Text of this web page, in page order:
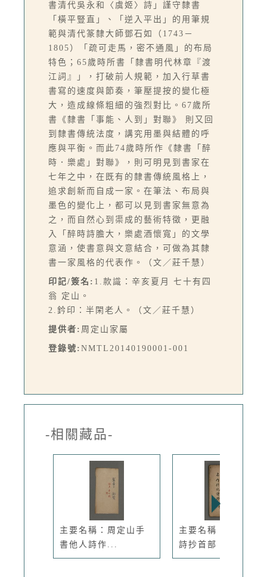
書清代吳永和〈虞姬〉詩」謹守隸書
「橫平豎直」、「逆入平出」的用筆規
範與清代篆隸大師鄧石如（1743－
1805）「疏可走馬，密不通風」的布局
特色；65歲時所書「隸書明代林章『渡
江詞』」，打破前人規範，加入行草書
書寫的速度與節奏，筆壓提按的變化極
大，造成線條粗細的強烈對比。67歲所
書《隸書「事能、人到」對聯》 則又回
到隸書傳統法度，講究用墨與結體的呼
應與平衡。而此74歲時所作《隸書「醉
時．樂處」對聯》，則可明見到書家在
七年之中，在既有的隸書傳統風格上，
追求創新而自成一家。在筆法、布局與
墨色的變化上，都可以見到書家無意為
之，而自然心到渠成的藝術特徵，更融
入「醉時詩膽大，樂處酒懷寬」的文學
意涵，使書意與文意結合，可做為其隸
書一家風格的代表作。（文／莊千慧）
印記/簽名: 1.款識：辛亥夏月 七十有四
翁 定山。
2.鈐印：半閑老人。（文／莊千慧）
提供者: 周定山家屬
登錄號: NMTL20140190001-001
-相關藏品-
主要名稱：周定山手
書他人詩作...
主要名稱：名作律絕
詩抄首部